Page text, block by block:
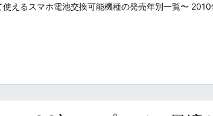
使えるスマホ電池交換可能機種の発売年別一覧〜